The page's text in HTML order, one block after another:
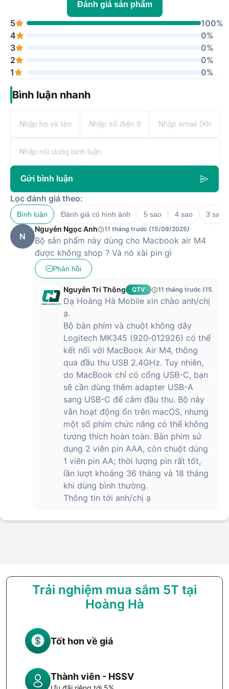
Đánh giá sản phẩm
5
100%
4
0%
3
0%
2
0%
1
0%
Bình luận nhanh
Gửi bình luận
Lọc đánh giá theo:
Bình luận Đánh giá có hình ảnh 5 sao 4 sao 3 sao
N
Nguyễn Ngọc Anh 11 tháng trước (15/09/2025)
Bộ sản phẩm này dùng cho Macbook air M4
được không shop ? Và nó xài pin gì
Phản hồi
Nguyễn Trí Thông QTV 11 tháng trước (15/09/
Dạ Hoàng Hà Mobile xin chào anh/chị
ạ.
Bộ bàn phím và chuột không dây
Logitech MK345 (920‑012926) có thể
kết nối với MacBook Air M4, thông
qua đầu thu USB 2.4GHz. Tuy nhiên,
do MacBook chỉ có cổng USB-C, bạn
sẽ cần dùng thêm adapter USB-A
sang USB-C để cắm đầu thu. Bộ này
vẫn hoạt động ổn trên macOS, nhưng
một số phím chức năng có thể không
tương thích hoàn toàn. Bàn phím sử
dụng 2 viên pin AAA, còn chuột dùng
1 viên pin AA; thời lượng pin rất tốt,
lần lượt khoảng 36 tháng và 18 tháng
khi dùng bình thường.
Thông tin tới anh/chị ạ
Trải nghiệm mua sắm 5T tại
Hoàng Hà
Tốt hơn về giá
Thành viên - HSSV